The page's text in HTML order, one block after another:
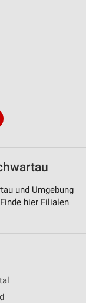
und Umgebung
hier Filialen